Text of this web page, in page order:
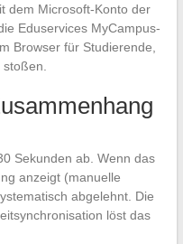
dem Microsoft-Konto der
Eduservices MyCampus-
Browser für Studierende,
Sekunden ab. Wenn das
anzeigt (manuelle
abgelehnt. Die
löst das